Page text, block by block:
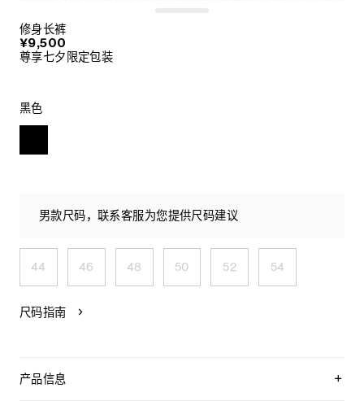
修身长裤
¥9,500
尊享七夕限定包装
黑色
男款尺码，联系客服为您提供尺码建议
44 46 48 50 52 54
尺码指南
产品信息